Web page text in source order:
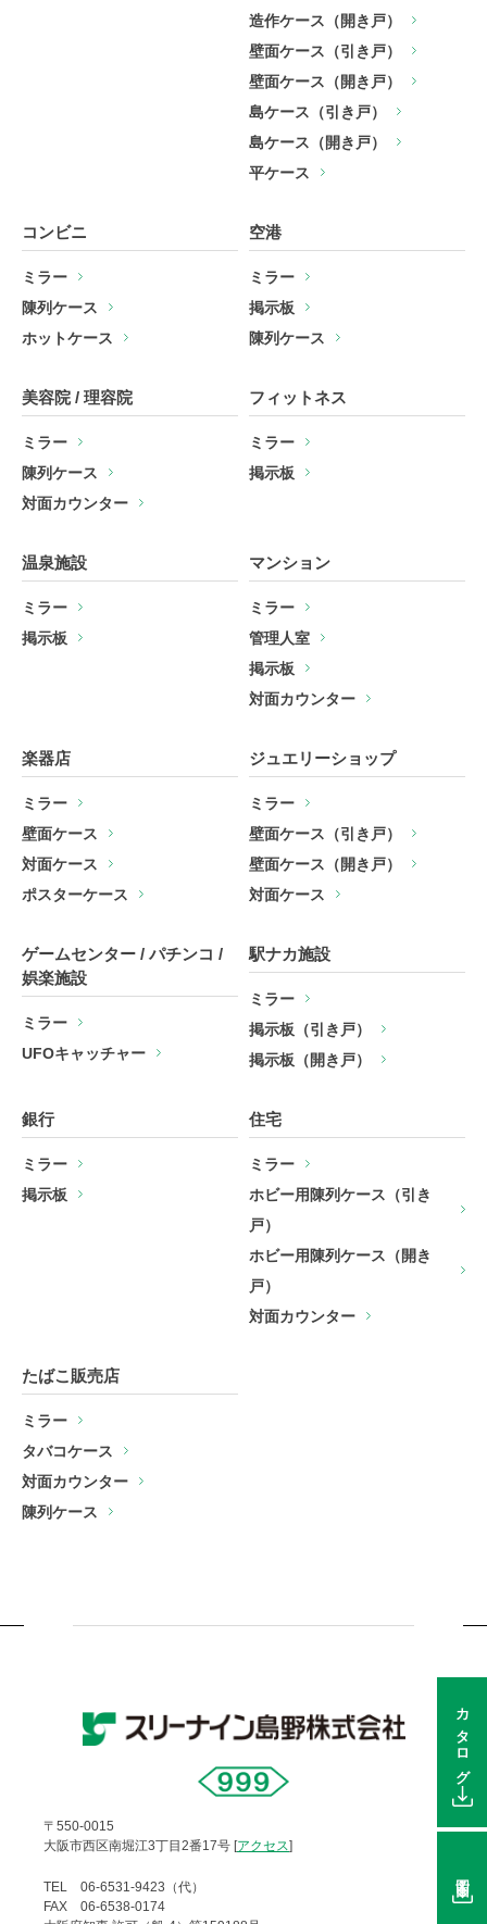
造作ケース（開き戸）
壁面ケース（引き戸）
壁面ケース（開き戸）
島ケース（引き戸）
島ケース（開き戸）
平ケース
コンビニ
ミラー
陳列ケース
ホットケース
空港
ミラー
掲示板
陳列ケース
美容院 / 理容院
ミラー
陳列ケース
対面カウンター
フィットネス
ミラー
掲示板
温泉施設
ミラー
掲示板
マンション
ミラー
管理人室
掲示板
対面カウンター
楽器店
ミラー
壁面ケース
対面ケース
ポスターケース
ジュエリーショップ
ミラー
壁面ケース（引き戸）
壁面ケース（開き戸）
対面ケース
ゲームセンター / パチンコ /
娯楽施設
ミラー
UFOキャッチャー
駅ナカ施設
ミラー
掲示板（引き戸）
掲示板（開き戸）
銀行
ミラー
掲示板
住宅
ミラー
ホビー用陳列ケース（引き
戸）
ホビー用陳列ケース（開き
戸）
対面カウンター
たばこ販売店
ミラー
タバコケース
対面カウンター
陳列ケース
カタログ
〒550-0015
大阪市西区南堀江3丁目2番17号 [アクセス]
TEL 06-6531-9423（代）
FAX 06-6538-0174